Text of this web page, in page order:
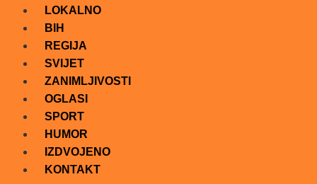
LOKALNO
BIH
REGIJA
SVIJET
ZANIMLJIVOSTI
OGLASI
SPORT
HUMOR
IZDVOJENO
KONTAKT